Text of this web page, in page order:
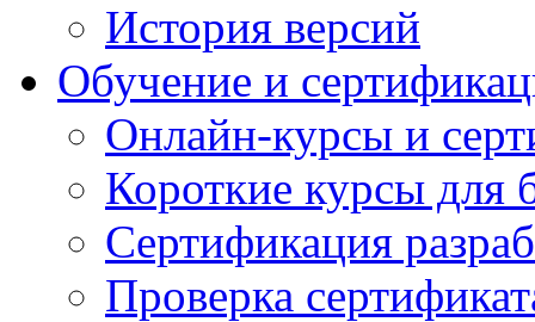
История версий
Обучение и
Онлайн-курсы и
Короткие курсы для
Сертификация
Проверка